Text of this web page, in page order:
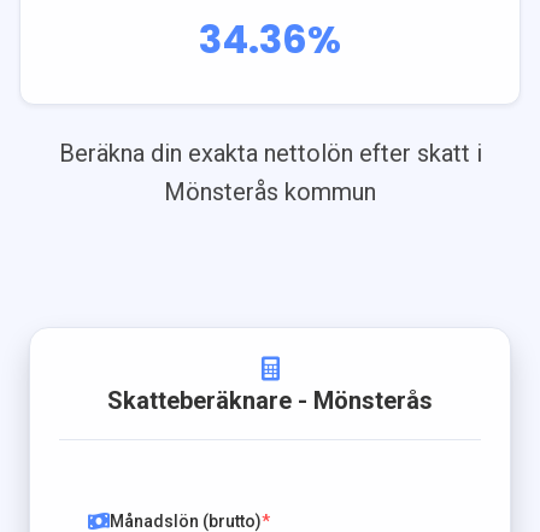
34.36%
Beräkna din exakta nettolön efter skatt i
Mönsterås kommun
Skatteberäknare - Mönsterås
Månadslön (brutto)*